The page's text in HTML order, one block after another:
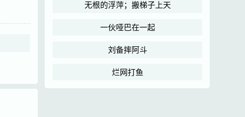
无根的浮萍；搬梯子上天
一伙哑巴在一起
刘备摔阿斗
烂网打鱼